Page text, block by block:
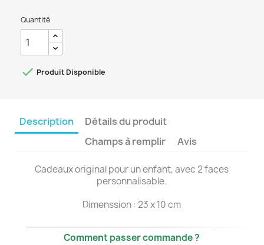
Quantité
 Produit Disponible
Description
Détails du produit
Champs à remplir
Avis
Cadeaux original pour un enfant, avec 2 faces
personnalisable.
Dimenssion : 23 x 10 cm
Comment passer commande ?